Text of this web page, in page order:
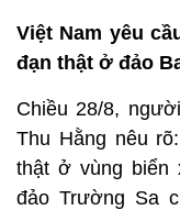
Việt Nam yêu
đạn thật ở đảo
Chiều 28/8,
Thu Hằng nêu
thật ở vùng biển
đảo Trường Sa